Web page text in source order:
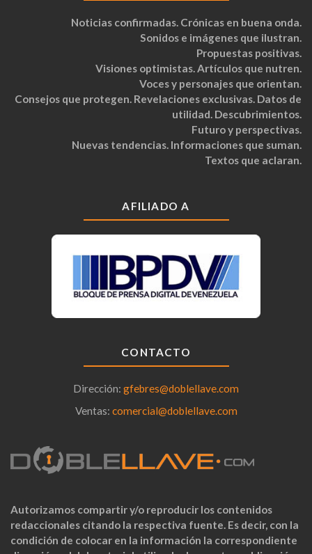
Noticias confirmadas. Crónicas en buena onda.
Sonidos e imágenes que ilustran.
Propuestas positivas.
Visiones optimistas. Artículos que nutren.
Voces y personajes que orientan.
Consejos que protegen. Revelaciones exclusivas. Datos de
utilidad. Descubrimientos.
Futuro y perspectivas.
Nuevas tendencias. Informaciones que suman.
Textos que aclaran.
AFILIADO A
CONTACTO
Dirección: gfebres@doblellave.com
Ventas: comercial@doblellave.com
Autorizamos compartir y/o reproducir los contenidos
redaccionales citando la respectiva fuente. Es decir, con la
condición de colocar en la información la correspondiente